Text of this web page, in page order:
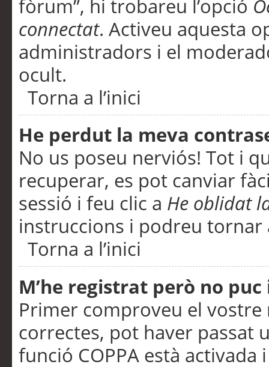
fòrum”, hi trobareu l’opció
connectat. Activeu aquesta
administradors i el
ocult.
Torna a l’inici
He perdut la meva
No us poseu nerviós! Tot i
recuperar, es pot canviar
sessió i feu clic a He oblidat
instruccions i podreu tornar
Torna a l’inici
M’he registrat però no
Primer comproveu el vostre
correctes, pot haver passat
funció COPPA està